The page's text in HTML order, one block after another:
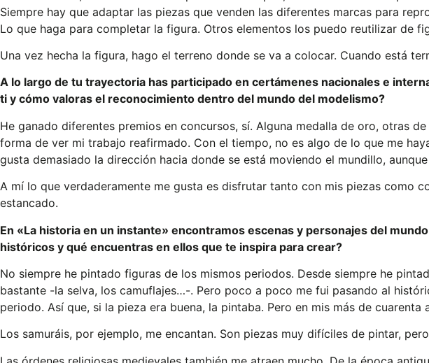
Siempre hay que adaptar las piezas que venden las diferentes marcas para
Lo que haga para completar la figura. Otros elementos los puedo reutilizar de
Una vez hecha la figura, hago el terreno donde se va a colocar. Cuando está
A lo largo de tu trayectoria has participado en certámenes nacionales e
ti y cómo valoras el reconocimiento dentro del mundo del modelismo?
He ganado diferentes premios en concursos, sí. Alguna medalla de oro, otras
forma de ver mi trabajo reafirmado. Con el tiempo, no es algo de lo que me
gusta demasiado la dirección hacia donde se está moviendo el mundillo,
A mí lo que verdaderamente me gusta es disfrutar tanto con mis piezas como
estancado.
En «La historia en un instante» encontramos escenas y personajes del
históricos y qué encuentras en ellos que te inspira para crear?
No siempre he pintado figuras de los mismos periodos. Desde siempre he
bastante ­-la selva, los camuflajes…-. Pero poco a poco me fui pasando al
periodo. Así que, si la pieza era buena, la pintaba. Pero en mis más de
Los samuráis, por ejemplo, me encantan. Son piezas muy difíciles de pintar,